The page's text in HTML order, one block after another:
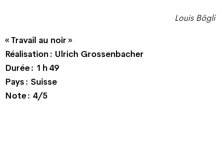
Louis Bögli
« Travail au noir »
Réalisation : Ulrich Grossenbacher
Durée : 1 h 49
Pays : Suisse
Note : 4/5